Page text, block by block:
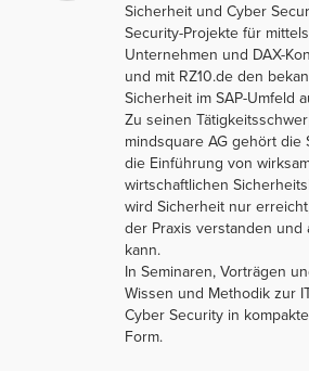
Sicherheit und Cyber
Security-Projekte für
Unternehmen und DAX-
und mit RZ10.de den
Sicherheit im SAP-Umfeld
Zu seinen
mindsquare AG gehört die
die Einführung von
wirtschaftlichen
wird Sicherheit nur
der Praxis verstanden und
kann.
In Seminaren, Vorträgen
Wissen und Methodik zur
Cyber Security in
Form.